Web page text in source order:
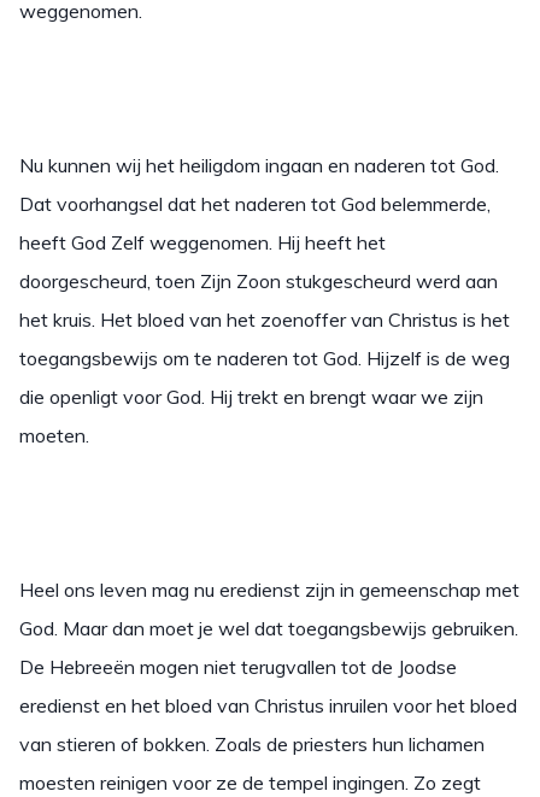
weggenomen.
Nu kunnen wij het heiligdom ingaan en naderen tot God.
Dat voorhangsel dat het naderen tot God belemmerde,
heeft God Zelf weggenomen. Hij heeft het
doorgescheurd, toen Zijn Zoon stukgescheurd werd aan
het kruis. Het bloed van het zoenoffer van Christus is het
toegangsbewijs om te naderen tot God. Hijzelf is de weg
die openligt voor God. Hij trekt en brengt waar we zijn
moeten.
Heel ons leven mag nu eredienst zijn in gemeenschap met
God. Maar dan moet je wel dat toegangsbewijs gebruiken.
De Hebreeën mogen niet terugvallen tot de Joodse
eredienst en het bloed van Christus inruilen voor het bloed
van stieren of bokken. Zoals de priesters hun lichamen
moesten reinigen voor ze de tempel ingingen. Zo zegt